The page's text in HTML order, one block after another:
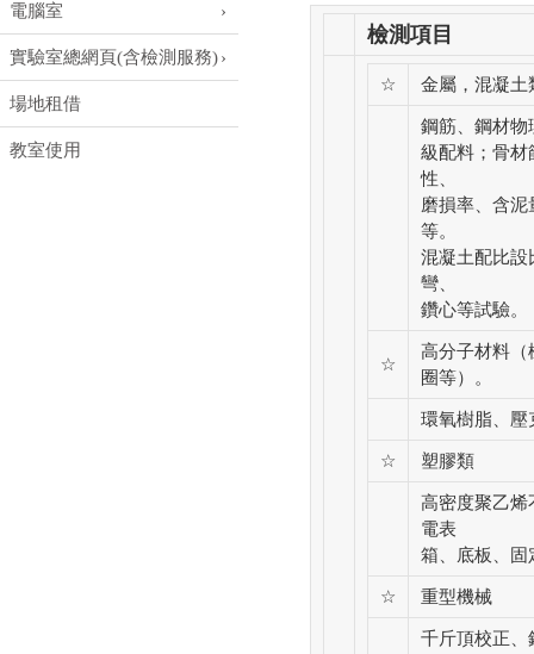
電腦室
實驗室總網頁(含檢測服務)
場地租借
教室使用
檢測項目
☆ 金屬，混凝土
鋼筋、鋼材物
級配料；骨材
性、
磨損率、含泥
等。
混凝土配比設
彎、
鑽心等試驗。
☆
高分子材料（
圈等）。
環氧樹脂、壓
☆ 塑膠類
高密度聚乙烯
電表
箱、底板、固
☆ 重型機械
千斤頂校正、